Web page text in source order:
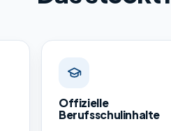
Offizielle
Berufsschulinhalte